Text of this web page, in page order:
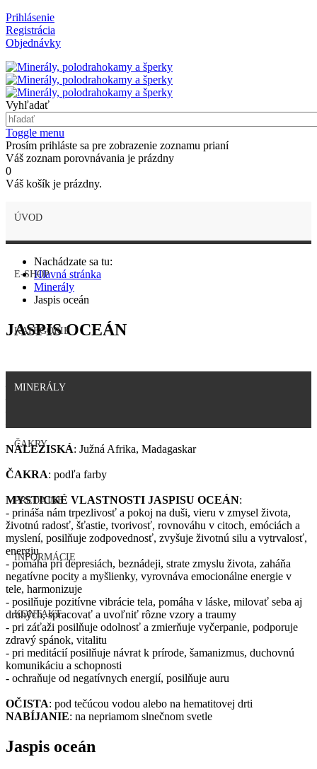
Prihlásenie
Registrácia
Objednávky
Vyhľadať
Toggle menu
Prosím prihláste sa pre zobrazenie zoznamu prianí
Váš zoznam porovnávania je prázdny
0
Váš košík je prázdny.
ÚVOD
E-SHOP
KATEGÓRIE
MINERÁLY
ČAKRY
PREDAJNE
INFORMÁCIE
KONTAKT
Nachádzate sa tu:
Hlavná stránka
Minerály
Jaspis oceán
JASPIS OCEÁN
– názov z gréckeho slova iaspis - slzičkovitý, plamenný
NÁLEZISKÁ: Južná Afrika, Madagaskar
ČAKRA: podľa farby
MYSTICKÉ VLASTNOSTI JASPISU OCEÁN:
- prináša nám trpezlivosť a pokoj na duši, vieru v zmysel života,
životnú radosť, šťastie, tvorivosť, rovnováhu v citoch, emóciách a
myslení, posilňuje zodpovednosť, zvyšuje životnú silu a vytrvalosť,
energiu
- pomáha pri depresiách, beznádeji, strate zmyslu života, zaháňa
negatívne pocity a myšlienky, vyrovnáva emocionálne energie v
tele, harmonizuje
- posilňuje pozitívne vibrácie tela, pomáha v láske, milovať seba aj
druhých, spracovať a uvoľniť rôzne vzory a traumy
- pri záťaži posilňuje odolnosť a zmierňuje vyčerpanie, podporuje
zdravý spánok, vitalitu
- pri meditácií posilňuje návrat k prírode, šamanizmus, duchovnú
komunikáciu a schopnosti
- ochraňuje od negatívnych energií, posilňuje auru
OČISTA: pod tečúcou vodou alebo na hematitovej drti
NABÍJANIE: na nepriamom slnečnom svetle
Jaspis oceán